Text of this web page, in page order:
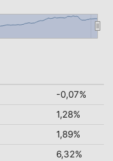
-0,07%
1,28%
1,89%
6,32%